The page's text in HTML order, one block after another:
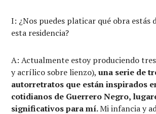
I: ¿Nos puedes platicar qué obra estás
esta residencia?
A: Actualmente estoy produciendo
y acrílico sobre lienzo),una serie de
autorretratos que están inspirados
cotidianos de Guerrero Negro,
significativos para mí.Mi infancia y